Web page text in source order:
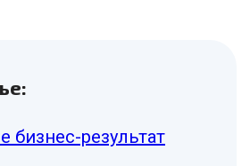
бизнес-результат